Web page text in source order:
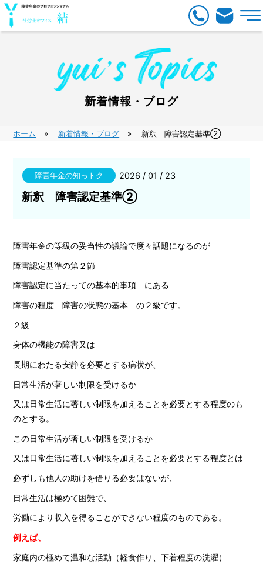
新着情報・ブログ
ホーム 新着情報・ブログ 新釈 障害認定基準②
障害年金の知っトク 2026 / 01 / 23
新釈 障害認定基準②
障害年金の等級の妥当性の議論で度々話題になるのが
障害認定基準の第２節
障害認定に当たっての基本的事項 にある
障害の程度 障害の状態の基本 の２級です。
２級
身体の機能の障害又は
長期にわたる安静を必要とする病状が、
日常生活が著しい制限を受けるか
又は日常生活に著しい制限を加えることを必要とする程度のも
のとする。
この日常生活が著しい制限を受けるか
又は日常生活に著しい制限を加えることを必要とする程度とは
必ずしも他人の助けを借りる必要はないが、
日常生活は極めて困難で、
労働により収入を得ることができない程度のものである。
例えば、
家庭内の極めて温和な活動（軽食作り、下着程度の洗濯）